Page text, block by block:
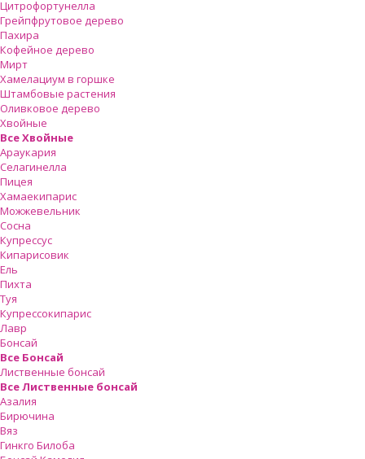
Цитрофортунелла
Грейпфрутовое дерево
Пахира
Кофейное дерево
Мирт
Хамелациум в горшке
Штамбовые растения
Оливковое дерево
Хвойные
Все Хвойные
Араукария
Селагинелла
Пицея
Хамаекипарис
Можжевельник
Сосна
Купрессус
Кипарисовик
Ель
Пихта
Туя
Купрессокипарис
Лавр
Бонсай
Все Бонсай
Лиственные бонсай
Все Лиственные бонсай
Азалия
Бирючина
Вяз
Гинкго Билоба